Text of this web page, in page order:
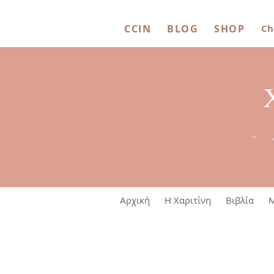
CCIN BLOG SHOP
~
Αρχική Η Χαριτίνη Βιβλία